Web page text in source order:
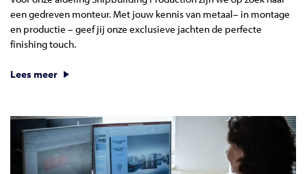
een gedreven monteur. Met jouw kennis van metaal– in montage
en productie – geef jij onze exclusieve jachten de perfecte
finishing touch.
Lees meer